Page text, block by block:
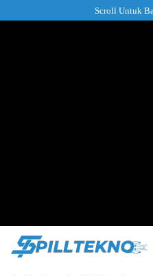
ke
Scroll Untuk